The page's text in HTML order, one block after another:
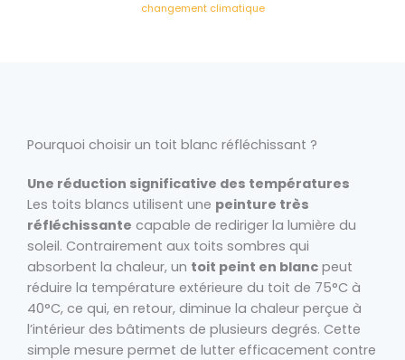
changement climatique
Pourquoi choisir un toit blanc réfléchissant ?
Une réduction significative des températures
Les toits blancs utilisent une peinture très
réfléchissante capable de rediriger la lumière du
soleil. Contrairement aux toits sombres qui
absorbent la chaleur, un toit peint en blanc peut
réduire la température extérieure du toit de 75°C à
40°C, ce qui, en retour, diminue la chaleur perçue à
l’intérieur des bâtiments de plusieurs degrés. Cette
simple mesure permet de lutter efficacement contre